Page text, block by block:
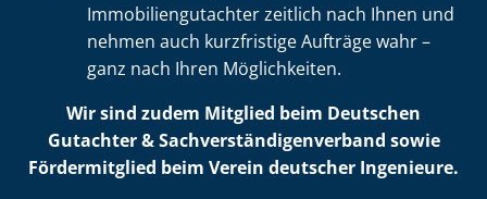
Im­mo­bi­li­en­gut­ach­ter zeitlich nach Ihnen und
nehmen auch kurzfristige Aufträge wahr –
ganz nach Ihren Möglichkeiten.
Wir sind zudem Mitglied beim Deutschen
Gutachter & Sach­ver­stän­di­gen­ver­band sowie
Fördermitglied beim Verein deutscher Ingenieure.